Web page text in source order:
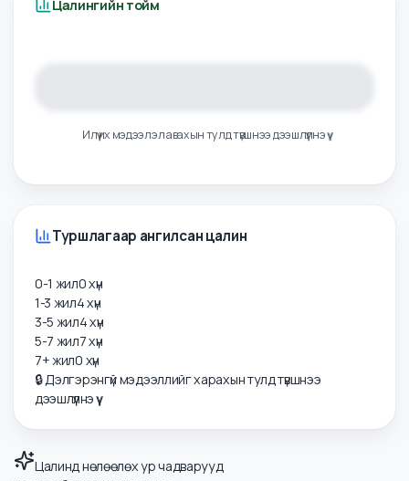
Илүү их мэдээлэл авахын тулд түвшнээ дээшлүүлнэ үү
Туршлагаар ангилсан цалин
0-1 жил0хүн
1-3 жил4хүн
3-5 жил4хүн
5-7 жил7хүн
дээшлүүлнэ үү